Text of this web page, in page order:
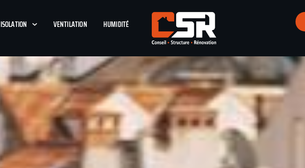
ISOLATION VENTILATION HUMIDITÉ